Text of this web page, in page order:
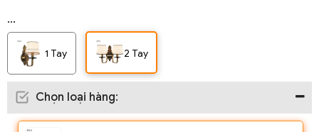
...
1 Tay 2 Tay
Chọn loại hàng: